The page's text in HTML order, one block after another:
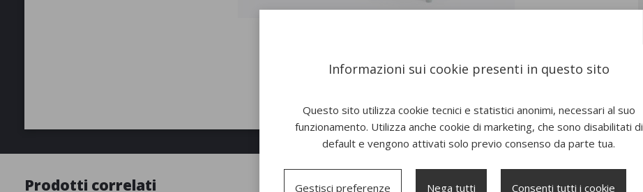
Prodotti correlati
Informazioni sui cookie presenti in questo sito
Questo sito utilizza cookie tecnici e statistici anonimi, necessari al suo
funzionamento. Utilizza anche cookie di marketing, che sono disabilitati di
default e vengono attivati solo previo consenso da parte tua.
Gestisci preferenze Nega tutti Consenti tutti i cookie